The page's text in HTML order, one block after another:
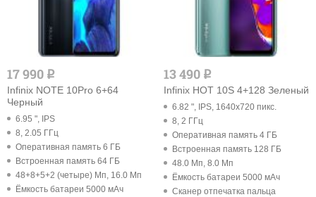
17 990 q
Infinix NOTE 10Pro 6+64
Черный
6.95 ", IPS
8, 2.05 ГГц
Оперативная память 6 ГБ
Встроенная память 64 ГБ
48+8+5+2 (четыре) Мп, 16.0 Мп
Ёмкость батареи 5000 мАч
13 490 q
Infinix HOT 10S 4+128 Зеленый
6.82 ", IPS, 1640x720 пикс.
8, 2 ГГц
Оперативная память 4 ГБ
Встроенная память 128 ГБ
48.0 Мп, 8.0 Мп
Ёмкость батареи 5000 мАч
Cканер отпечатка пальца